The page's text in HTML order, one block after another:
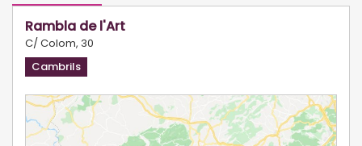
Rambla de l'Art
C/ Colom, 30
Cambrils